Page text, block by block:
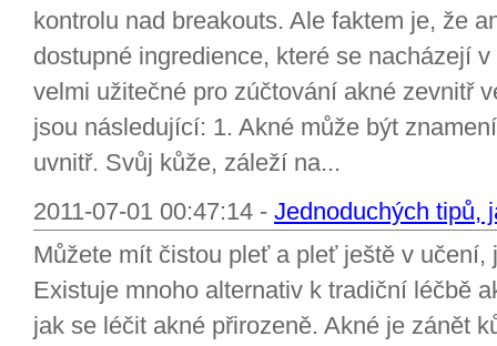
kontrolu nad breakouts. Ale faktem je, že
dostupné ingredience, které se nacházejí
velmi užitečné pro zúčtování akné zevnitř
jsou následující: 1. Akné může být
uvnitř. Svůj kůže, záleží na...
2011-07-01 00:47:14 - Jednoduchých tipů,
Můžete mít čistou pleť a pleť ještě v
Existuje mnoho alternativ k tradiční léčbě
jak se léčit akné přirozeně. Akné je zánět